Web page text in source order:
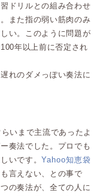
ドリルとの組み合わせ
また指の弱い筋肉のみ
い。このように問題が
年以上前に否定され
れのダメっぽい奏法に
いまで主流であったよ
奏法でした。プロでも
いです。Yahoo知恵袋
言えない、との事で
の奏法が、全ての人に